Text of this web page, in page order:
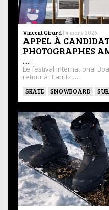
Vincent Girard | 4 mars 2026
APPEL À
PHOTOGRAPHES
…
Le festival international
retour à Biarritz …
SKATE SNOWBOARD